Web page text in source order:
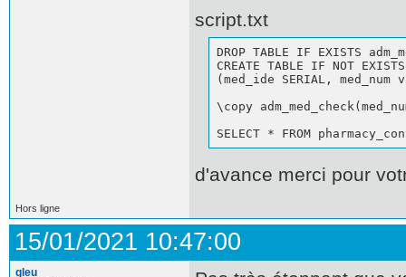
script.txt
DROP TABLE IF EXISTS
CREATE TABLE IF NOT
(med_ide SERIAL,
\copy
SELECT * FROM
d'avance merci pour
Hors ligne
15/01/2021 10:47:00
gleu